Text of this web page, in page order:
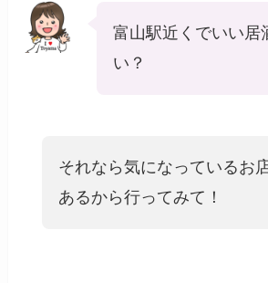
富山駅近くでいい居
い？
それなら気になっているお
あるから行ってみて！